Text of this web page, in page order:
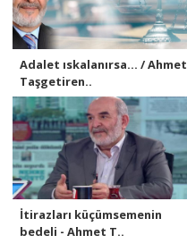
Adalet ıskalanırsa... / Ahmet
Taşgetiren..
İtirazları küçümsemenin
bedeli - Ahmet T..